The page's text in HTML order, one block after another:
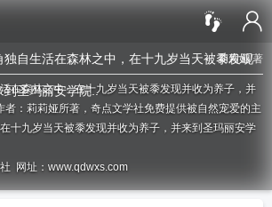
莉莉娅/著
独自生活在森林之中，在十九岁当天被黍发现
到圣玛丽安学院..
在森林之中，在十九岁当天被黍发现并收为养子，并
者：莉莉娅所著，奇点文学社免费提供被自然宠爱的主
十九岁当天被黍发现并收为养子，并来到圣玛丽安学
网址：www.qdwxs.com